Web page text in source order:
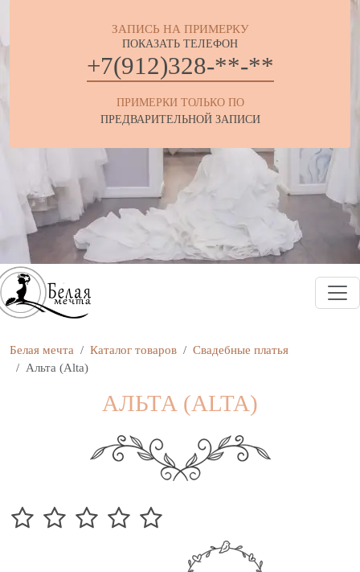
ЗАПИСЬ НА ПРИМЕРКУ
ПОКАЗАТЬ ТЕЛЕФОН
+7(912)328-**-**
ПРИМЕРКИ ТОЛЬКО ПО
ПРЕДВАРИТЕЛЬНОЙ ЗАПИСИ
Белая мечта Каталог товаров
Свадебные платья
Альта (Alta)
АЛЬТА (ALTA)